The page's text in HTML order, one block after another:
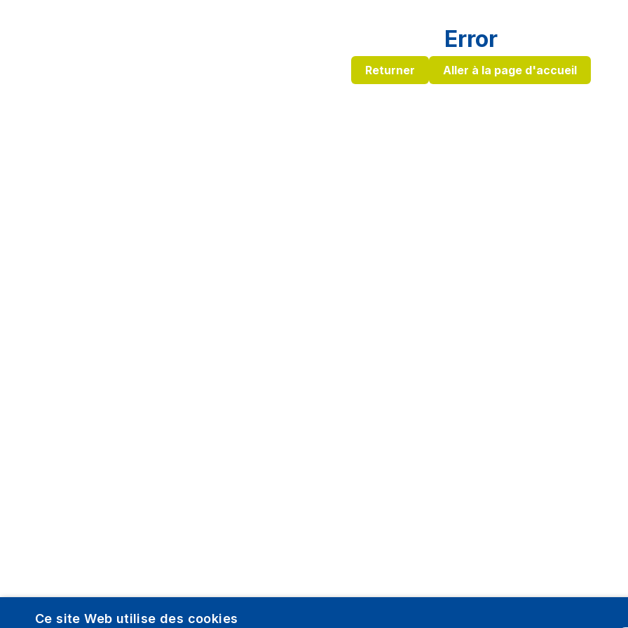
Error
Returner Aller à la page d'accueil
Ce site Web utilise des cookies